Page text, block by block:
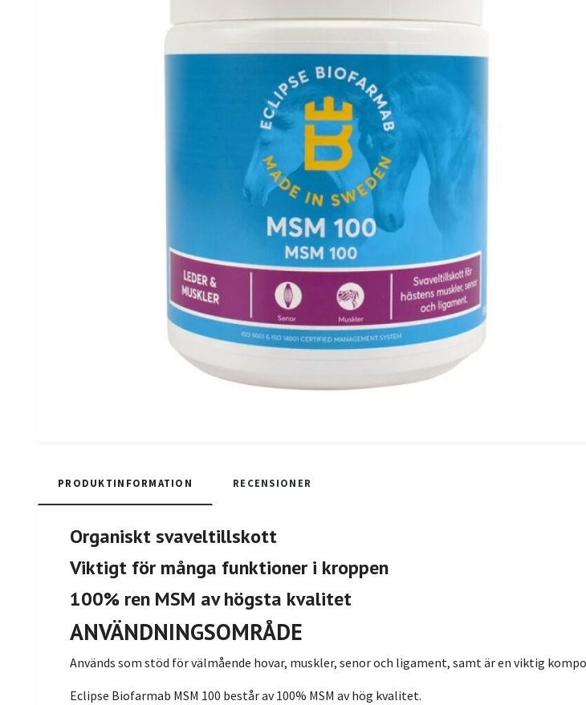
PRODUKTINFORMATION RECENSIONER
Organiskt svaveltillskott
Viktigt för många funktioner i kroppen
100% ren MSM av högsta kvalitet
ANVÄNDNINGSOMRÅDE
Används som stöd för välmående hovar, muskler, senor och ligament, samt är en viktig
Eclipse Biofarmab MSM 100 består av 100% MSM av hög kvalitet.